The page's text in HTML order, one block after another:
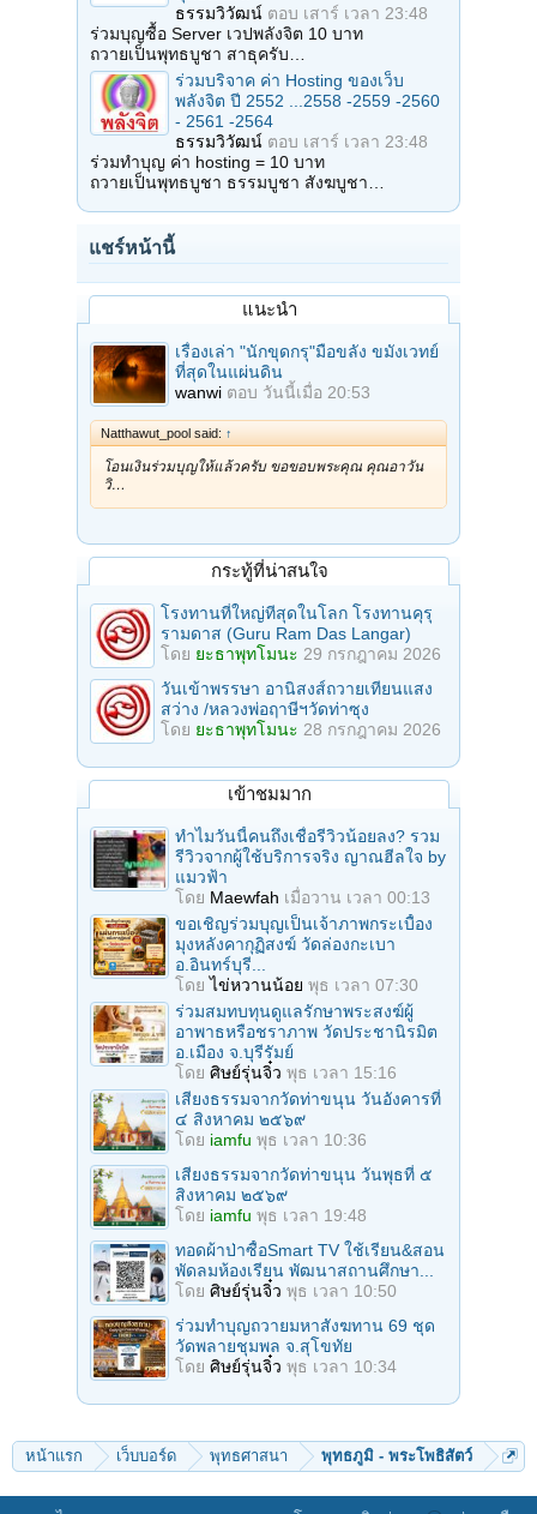
ธรรมวิวัฒน์ ตอบ เสาร์ เวลา 23:48
ร่วมบุญซื้อ Server เวปพลังจิต 10 บาท
ถวายเป็นพุทธบูชา สาธุครับ…
ร่วมบริจาค ค่า Hosting ของเว็บ
พลังจิต ปี 2552 ...2558 -2559 -2560
- 2561 -2564
ธรรมวิวัฒน์ ตอบ เสาร์ เวลา 23:48
ร่วมทำบุญ ค่า hosting = 10 บาท
ถวายเป็นพุทธบูชา ธรรมบูชา สังฆบูชา…
แชร์หน้านี้
แนะนำ
เรื่องเล่า "นักขุดกรุ"มือขลัง ขมังเวทย์
ที่สุดในแผ่นดิน
wanwi ตอบ วันนี้เมื่อ 20:53
Natthawut_pool said: ↑
โอนเงินร่วมบุญให้แล้วครับ ขอขอบพระคุณ คุณอาวัน
วิ…
กระทู้ที่น่าสนใจ
โรงทานที่ใหญ่ทีสุดในโลก โรงทานคุรุ
รามดาส (Guru Ram Das Langar)
โดย ยะธาพุทโมนะ 29 กรกฎาคม 2026
วันเข้าพรรษา อานิสงส์ถวายเทียนแสง
สว่าง /หลวงพ่อฤาษีฯวัดท่าซุง
โดย ยะธาพุทโมนะ 28 กรกฎาคม 2026
เข้าชมมาก
ทำไมวันนี้คนถึงเชื่อรีวิวน้อยลง? รวม
รีวิวจากผู้ใช้บริการจริง ญาณฮีลใจ by
แมวฟ้า
โดย Maewfah เมื่อวาน เวลา 00:13
ขอเชิญร่วมบุญเป็นเจ้าภาพกระเบื้อง
มุงหลังคากุฏิสงฆ์ วัดล่องกะเบา
อ.อินทร์บุรี...
โดยไข่หวานน้อย พุธ เวลา 07:30
ร่วมสมทบทุนดูแลรักษาพระสงฆ์ผู้
อาพาธหรือชราภาพ วัดประชานิรมิต
อ.เมือง จ.บุรีรัมย์
โดย ศิษย์รุ่นจิ๋ว พุธ เวลา 15:16
เสียงธรรมจากวัดท่าขนุน วันอังคารที่
๔ สิงหาคม ๒๕๖๙
โดย iamfu พุธ เวลา 10:36
เสียงธรรมจากวัดท่าขนุน วันพุธที่ ๕
สิงหาคม ๒๕๖๙
โดย iamfu พุธ เวลา 19:48
ทอดผ้าป่าซื้อSmart TV ใช้เรียน&สอน
พัดลมห้องเรียน พัฒนาสถานศึกษา...
โดย ศิษย์รุ่นจิ๋ว พุธ เวลา 10:50
ร่วมทําบุญถวายมหาสังฆทาน 69 ชุด
วัดพลายชุมพล จ.สุโขทัย
โดย ศิษย์รุ่นจิ๋ว พุธ เวลา 10:34
หน้าแรก เว็บบอร์ด พุทธศาสนา พุทธภูมิ - พระโพธิสัตว์